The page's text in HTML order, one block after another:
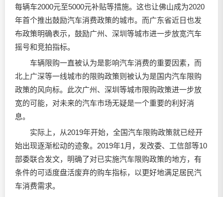
每辆车2000元至5000元补贴等措施。这也让佛山成为2020
年首个推出鼓励汽车消费政策的城市。而广东省近日也发
布政策明确表示，鼓励广州、深圳等城市进一步放宽汽车
摇号和竞拍指标。
车辆限购一直被认为是影响汽车消费的重要因素，而
北上广深等一线城市的限购政策则被认为是国内汽车限购
政策的风向标。此次广州、深圳等城市限购政策进一步放
宽的可能，对未来的汽车市场无疑是一个重要的利好消
息。
实际上，从2019年开始，全国汽车限购政策就已经开
始出现逐渐松动的迹象。2019年1月，发改委、工信部等10
部委联合发文，明确了对已实施汽车限购政策的地方，有
条件的可适度盘活废弃的购车指标，以更好地满足居民汽
车消费需求。